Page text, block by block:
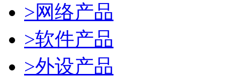
>网络产品
>软件产品
>外设产品